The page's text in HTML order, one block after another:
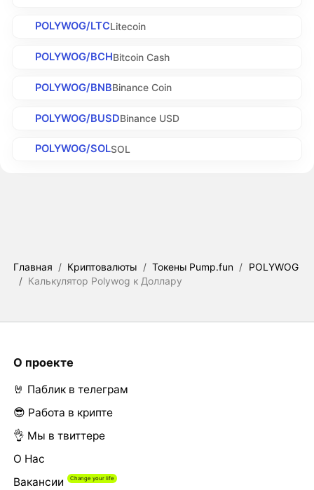
POLYWOG/LTCLitecoin
POLYWOG/BCHBitcoin Cash
POLYWOG/BNBBinance Coin
POLYWOG/BUSDBinance USD
POLYWOG/SOLSOL
Главная / Криптовалюты / Токены Pump.fun / POLYWOG
/ Калькулятор Polywog к Доллару
О проекте
🤘 Паблик в телеграм
😎 Работа в крипте
👌 Мы в твиттере
О Нас
Вакансии